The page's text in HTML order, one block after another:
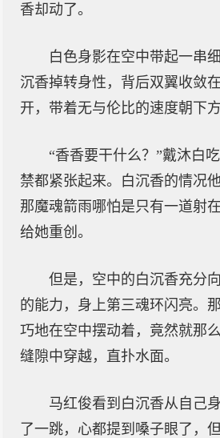
香却动了。
白色身影在空中带起一串
沉香掉转身性，背后双翼收敛
开，带着无与伦比的速度朝下
“香香要干什么？”戴沐白
禁都紧张起来。白沉香的情况
那魔魂箭雨哪怕是只有一道射
给她重创。
但是，空中的白沉香充分
的能力，身上第三魂环闪亮。
巧地在空中摆动着，竟然就那
缝隙中穿越，直扑水面。
马红俊看到白沉香从自己
了一跳，心都提到嗓子眼了，